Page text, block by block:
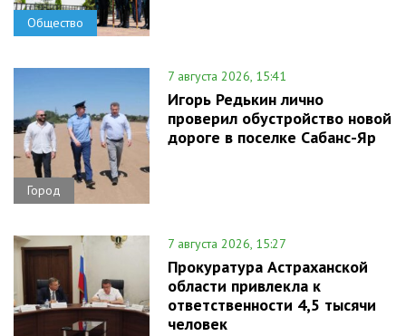
Общество
Город
7 августа 2026, 15:41
Игорь Редькин лично
проверил обустройство новой
дороге в поселке Сабанс-Яр
7 августа 2026, 15:27
Прокуратура Астраханской
области привлекла к
ответственности 4,5 тысячи
человек